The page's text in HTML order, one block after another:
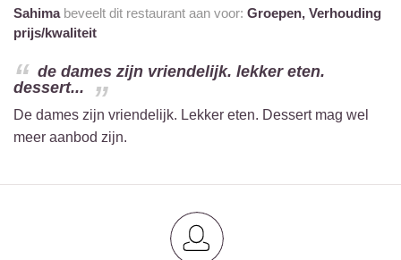
Sahimabeveelt dit restaurant aan voor: Groepen, Verhouding
prijs/kwaliteit
de dames zijn vriendelijk. lekker eten.
dessert...
De dames zijn vriendelijk. Lekker eten. Dessert mag wel
meer aanbod zijn.